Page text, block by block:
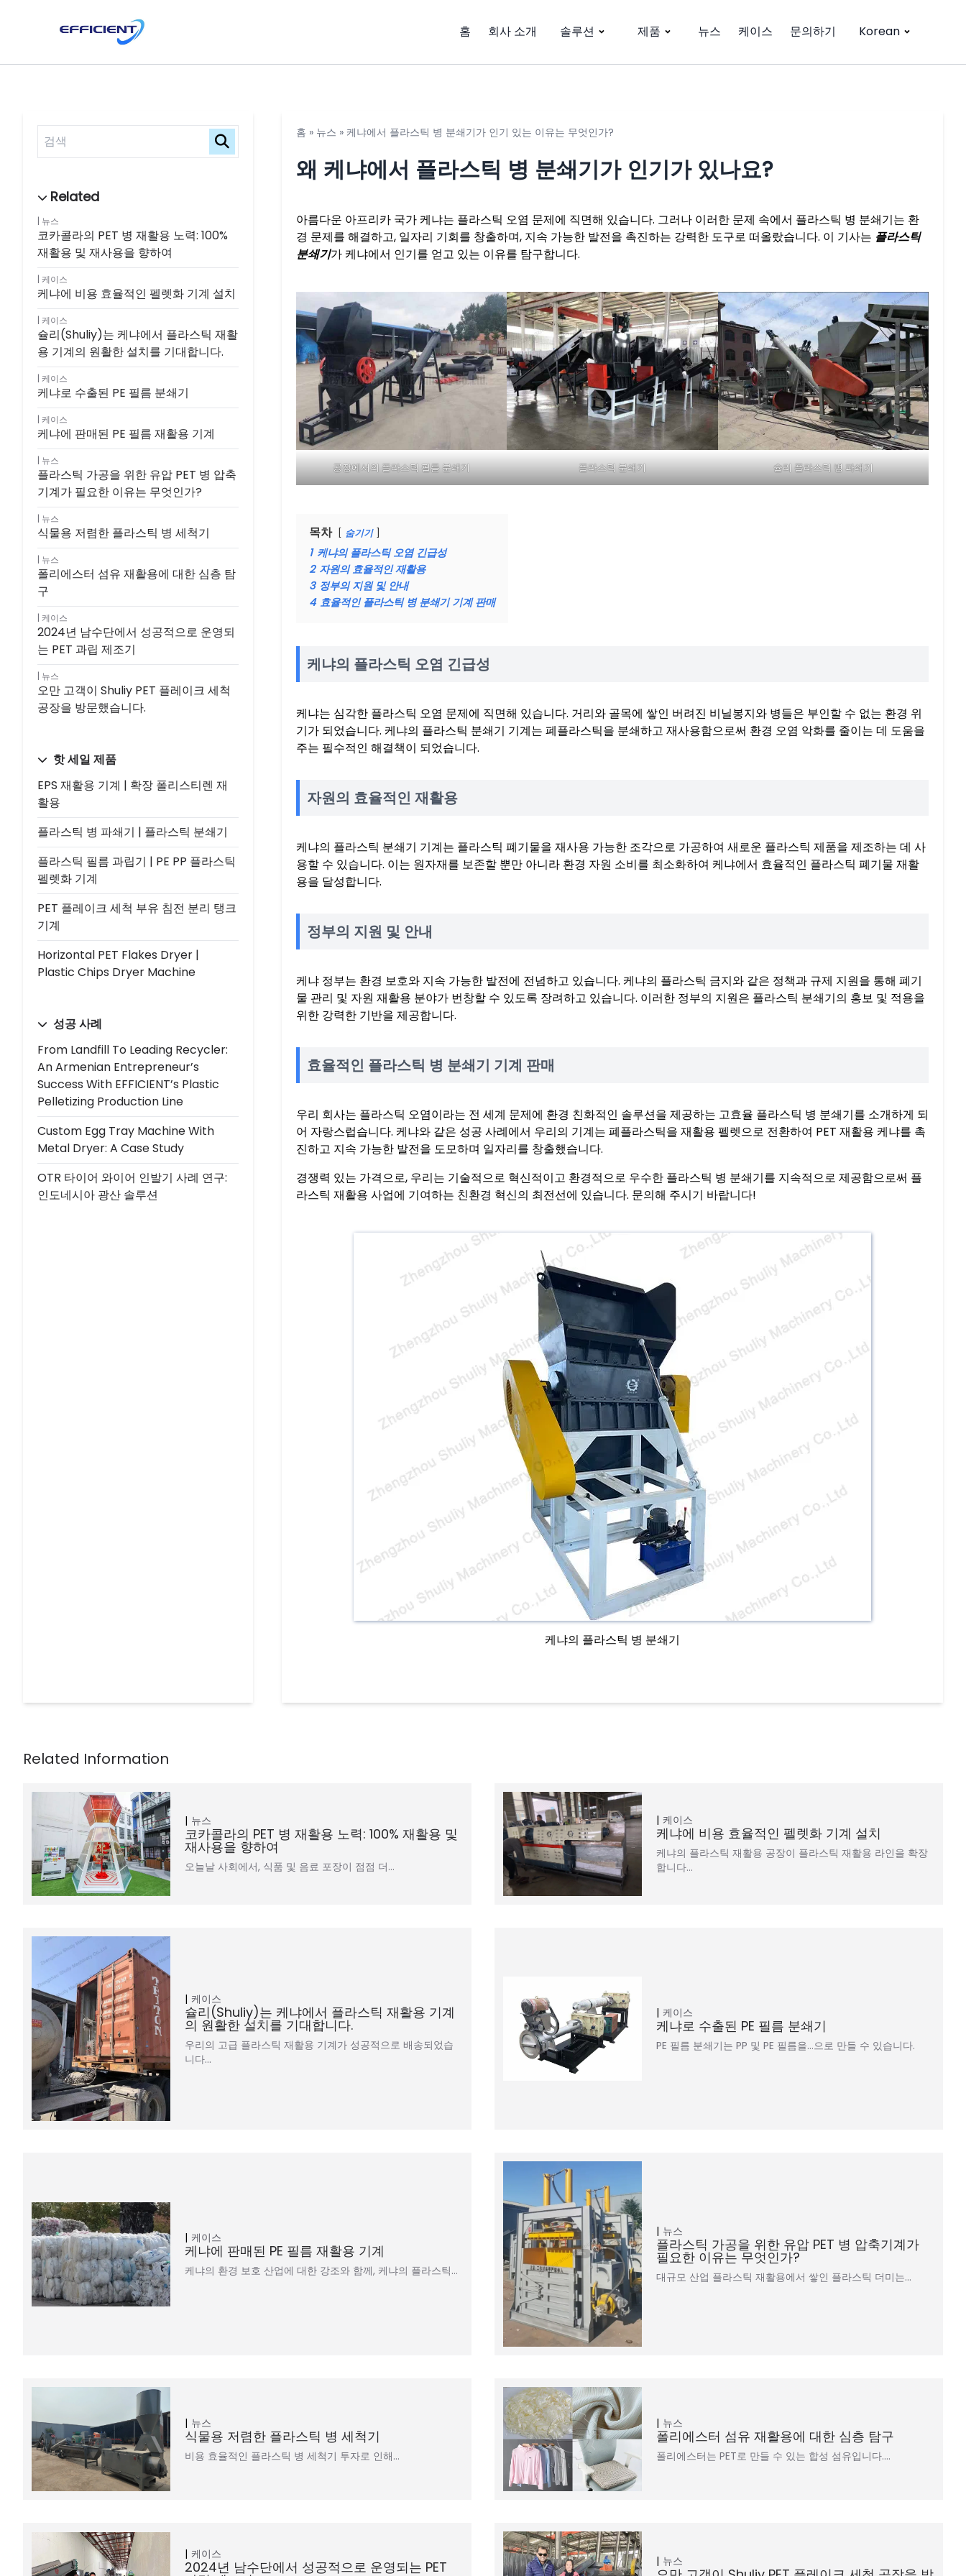
홈 회사 소개 솔루션 제품 뉴스 케이스 문의하기 Korean
뉴스
코카콜라의 PET 병 재활용 노력: 100%
재활용 및 재사용을 향하여
케이스
케냐에 비용 효율적인 펠렛화 기계 설치
케이스
슐리(Shuliy)는 케냐에서 플라스틱 재활
용 기계의 원활한 설치를 기대합니다.
케이스
케냐로 수출된 PE 필름 분쇄기
케이스
케냐에 판매된 PE 필름 재활용 기계
뉴스
플라스틱 가공을 위한 유압 PET 병 압축
기계가 필요한 이유는 무엇인가?
뉴스
식물용 저렴한 플라스틱 병 세척기
뉴스
폴리에스터 섬유 재활용에 대한 심층 탐
구
케이스
2024년 남수단에서 성공적으로 운영되
는 PET 과립 제조기
뉴스
오만 고객이 Shuliy PET 플레이크 세척
공장을 방문했습니다.
핫 세일 제품
EPS 재활용 기계 | 확장 폴리스티렌 재
활용
플라스틱 병 파쇄기 | 플라스틱 분쇄기
플라스틱 필름 과립기 | PE PP 플라스틱
펠렛화 기계
PET 플레이크 세척 부유 침전 분리 탱크
기계
Horizontal PET Flakes Dryer |
Plastic Chips Dryer Machine
성공 사례
From Landfill To Leading Recycler:
An Armenian Entrepreneur’s
Success With EFFICIENT’s Plastic
Pelletizing Production Line
Custom Egg Tray Machine With
Metal Dryer: A Case Study
OTR 타이어 와이어 인발기 사례 연구:
인도네시아 광산 솔루션
홈 » 뉴스 » 케냐에서 플라스틱 병 분쇄기가 인기 있는 이유는 무엇인가?
왜 케냐에서 플라스틱 병 분쇄기가 인기가 있나요?
아름다운 아프리카 국가 케냐는 플라스틱 오염 문제에 직면해 있습니다. 그러나 이러한 문제 속에서 플라스틱 병 분쇄기는 환
경 문제를 해결하고, 일자리 기회를 창출하며, 지속 가능한 발전을 촉진하는 강력한 도구로 떠올랐습니다. 이 기사는 플라스틱
분쇄기가 케냐에서 인기를 얻고 있는 이유를 탐구합니다.
공장에서의 플라스틱 필름 분쇄기 플라스틱 분쇄기 슐리 플라스틱 병 파쇄기
목차 숨기기
1 케냐의 플라스틱 오염 긴급성
2 자원의 효율적인 재활용
3 정부의 지원 및 안내
4 효율적인 플라스틱 병 분쇄기 기계 판매
케냐의 플라스틱 오염 긴급성
케냐는 심각한 플라스틱 오염 문제에 직면해 있습니다. 거리와 골목에 쌓인 버려진 비닐봉지와 병들은 부인할 수 없는 환경 위
기가 되었습니다. 케냐의 플라스틱 분쇄기 기계는 폐플라스틱을 분쇄하고 재사용함으로써 환경 오염 악화를 줄이는 데 도움을
주는 필수적인 해결책이 되었습니다.
자원의 효율적인 재활용
케냐의 플라스틱 분쇄기 기계는 플라스틱 폐기물을 재사용 가능한 조각으로 가공하여 새로운 플라스틱 제품을 제조하는 데 사
용할 수 있습니다. 이는 원자재를 보존할 뿐만 아니라 환경 자원 소비를 최소화하여 케냐에서 효율적인 플라스틱 폐기물 재활
용을 달성합니다.
정부의 지원 및 안내
케냐 정부는 환경 보호와 지속 가능한 발전에 전념하고 있습니다. 케냐의 플라스틱 금지와 같은 정책과 규제 지원을 통해 폐기
물 관리 및 자원 재활용 분야가 번창할 수 있도록 장려하고 있습니다. 이러한 정부의 지원은 플라스틱 분쇄기의 홍보 및 적용을
위한 강력한 기반을 제공합니다.
효율적인 플라스틱 병 분쇄기 기계 판매
우리 회사는 플라스틱 오염이라는 전 세계 문제에 환경 친화적인 솔루션을 제공하는 고효율 플라스틱 병 분쇄기를 소개하게 되
어 자랑스럽습니다. 케냐와 같은 성공 사례에서 우리의 기계는 폐플라스틱을 재활용 펠렛으로 전환하여 PET 재활용 케냐를 촉
진하고 지속 가능한 발전을 도모하며 일자리를 창출했습니다.
경쟁력 있는 가격으로, 우리는 기술적으로 혁신적이고 환경적으로 우수한 플라스틱 병 분쇄기를 지속적으로 제공함으로써 플
라스틱 재활용 사업에 기여하는 친환경 혁신의 최전선에 있습니다. 문의해 주시기 바랍니다!
케냐의 플라스틱 병 분쇄기
뉴스
코카콜라의 PET 병 재활용 노력: 100% 재활용 및
재사용을 향하여
오늘날 사회에서, 식품 및 음료 포장이 점점 더…
케이스
케냐에 비용 효율적인 펠렛화 기계 설치
케냐의 플라스틱 재활용 공장이 플라스틱 재활용 라인을 확장
합니다…
케이스
슐리(Shuliy)는 케냐에서 플라스틱 재활용 기계
의 원활한 설치를 기대합니다.
우리의 고급 플라스틱 재활용 기계가 성공적으로 배송되었습
니다…
케이스
케냐로 수출된 PE 필름 분쇄기
PE 필름 분쇄기는 PP 및 PE 필름을…으로 만들 수 있습니다.
케이스
케냐에 판매된 PE 필름 재활용 기계
케냐의 환경 보호 산업에 대한 강조와 함께, 케냐의 플라스틱…
뉴스
플라스틱 가공을 위한 유압 PET 병 압축기계가
필요한 이유는 무엇인가?
대규모 산업 플라스틱 재활용에서 쌓인 플라스틱 더미는…
뉴스
식물용 저렴한 플라스틱 병 세척기
비용 효율적인 플라스틱 병 세척기 투자로 인해…
뉴스
폴리에스터 섬유 재활용에 대한 심층 탐구
폴리에스터는 PET로 만들 수 있는 합성 섬유입니다.…
케이스
2024년 남수단에서 성공적으로 운영되는 PET 뉴스